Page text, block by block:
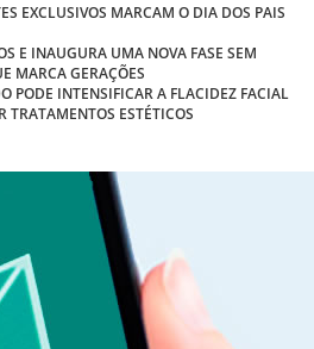
EXCLUSIVOS MARCAM O DIA DOS PAIS
E INAUGURA UMA NOVA FASE SEM
MARCA GERAÇÕES
PODE INTENSIFICAR A FLACIDEZ FACIAL
TRATAMENTOS ESTÉTICOS